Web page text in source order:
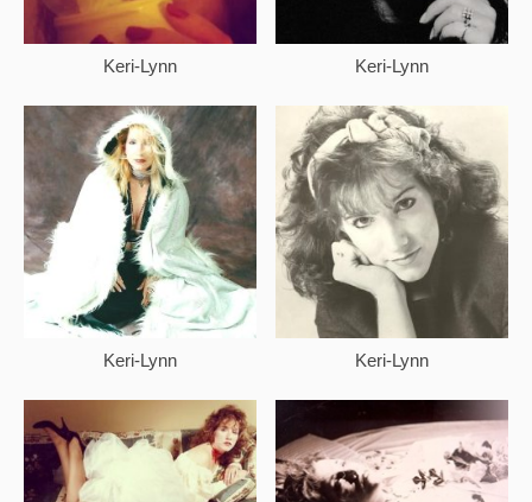
Keri-Lynn Keri-Lynn
Keri-Lynn Keri-Lynn